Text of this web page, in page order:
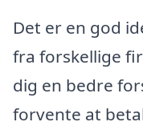
Det er en god
fra forskellige
dig en bedre
forvente at